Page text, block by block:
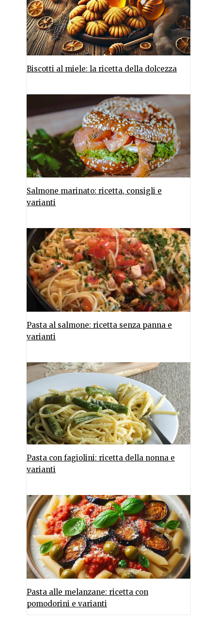
Biscotti al miele: la ricetta della dolcezza
Salmone marinato: ricetta, consigli e
varianti
Pasta al salmone: ricetta senza panna e
varianti
Pasta con fagiolini: ricetta della nonna e
varianti
Pasta alle melanzane: ricetta con
pomodorini e varianti